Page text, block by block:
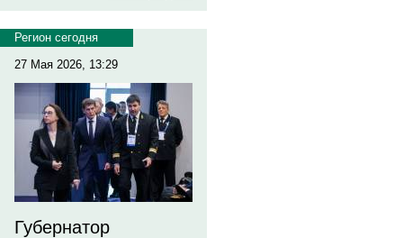
Регион сегодня
27 Мая 2026, 13:29
Губернатор